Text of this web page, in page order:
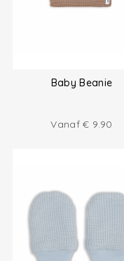
Baby Beanie
Vanaf€ 9.90